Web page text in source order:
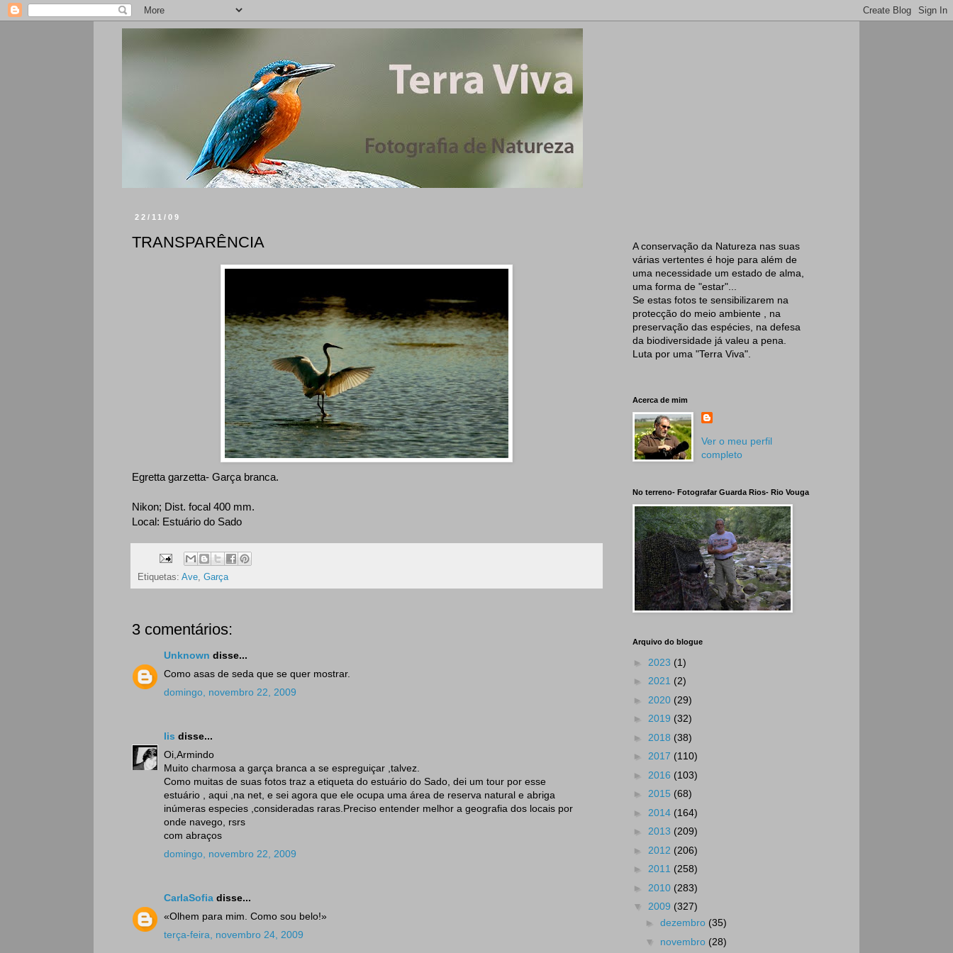
22/11/09
TRANSPARÊNCIA
Egretta garzetta- Garça branca.
Nikon; Dist. focal 400 mm.
Local: Estuário do Sado
Etiquetas: Ave Garça
3 comentários:
Unknown disse...
Como asas de seda que se quer mostrar.
domingo, novembro 22, 2009
lis disse...
Oi,Armindo
Muito charmosa a garça branca a se espreguiçar ,talvez.
Como muitas de suas fotos traz a etiqueta do estuário do Sado, dei um tour por esse
estuário , aqui ,na net, e sei agora que ele ocupa uma área de reserva natural e abriga
inúmeras especies ,consideradas raras.Preciso entender melhor a geografia dos locais por
onde navego, rsrs
com abraços
domingo, novembro 22, 2009
CarlaSofia disse...
«Olhem para mim. Como sou belo!»
terça-feira, novembro 24, 2009
A conservação da Natureza nas suas
várias vertentes é hoje para além de
uma necessidade um estado de alma,
uma forma de "estar"...
Se estas fotos te sensibilizarem na
protecção do meio ambiente , na
preservação das espécies, na defesa
da biodiversidade já valeu a pena.
Luta por uma "Terra Viva".
Acerca de mim
Ver o meu perfil
completo
No terreno- Fotografar Guarda Rios- Rio Vouga
Arquivo do blogue
► 2023 (1)
► 2021 (2)
► 2020 (29)
► 2019 (32)
► 2018 (38)
► 2017 (110)
► 2016 (103)
► 2015 (68)
► 2014 (164)
► 2013 (209)
► 2012 (206)
► 2011 (258)
► 2010 (283)
▼ 2009 (327)
► dezembro (35)
▼ novembro (28)